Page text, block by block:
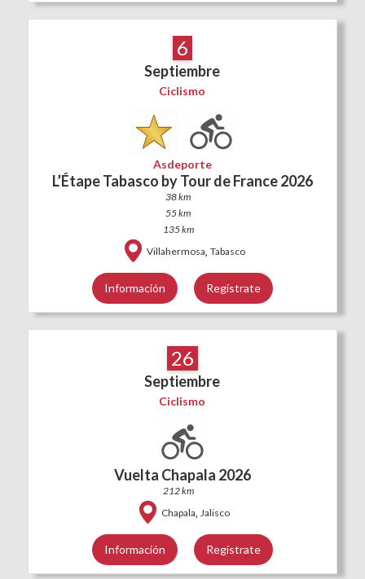
6
Septiembre
Ciclismo
Asdeporte
L’Étape Tabasco by Tour de France 2026
38 km
55 km
135 km
Villahermosa, Tabasco
Información Regístrate
26
Septiembre
Ciclismo
Vuelta Chapala 2026
212 km
Chapala, Jalisco
Información Regístrate